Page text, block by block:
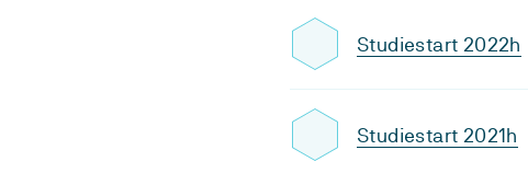
Studiestart 2022h
Studiestart 2021h